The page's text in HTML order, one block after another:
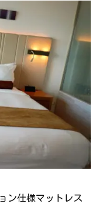
ン仕様マットレス